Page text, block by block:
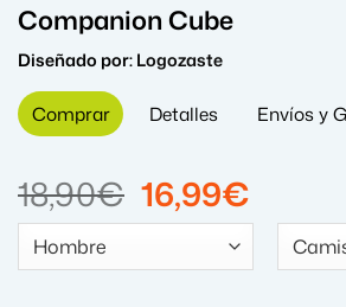
Companion Cube
Diseñado por:Logozaste
Comprar Detalles Envíos y
18,90€ El
precio
original
16,99€
precio